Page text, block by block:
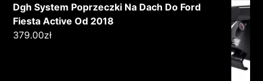
Dgh System Poprzeczki Na Dach Do Ford
Fiesta Active Od 2018
379.00zł